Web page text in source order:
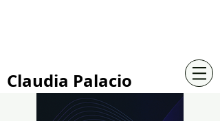
Claudia Palacio